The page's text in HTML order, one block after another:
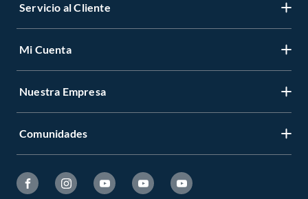
Servicio al Cliente
Mi Cuenta
Nuestra Empresa
Comunidades